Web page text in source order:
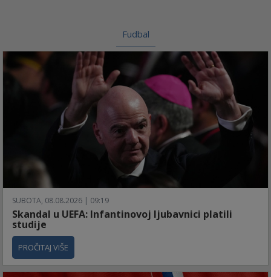
Fudbal
SUBOTA, 08.08.2026 | 09:19
Skandal u UEFA: Infantinovoj ljubavnici platili
studije
PROČITAJ VIŠE